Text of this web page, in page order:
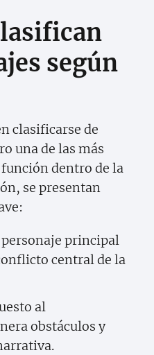
según
clasificarse de
una de las más
dentro de la
se presentan
personaje principal
central de la
al
obstáculos y